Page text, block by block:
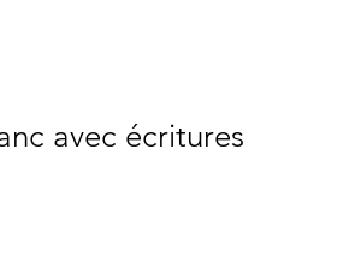
avec écritures